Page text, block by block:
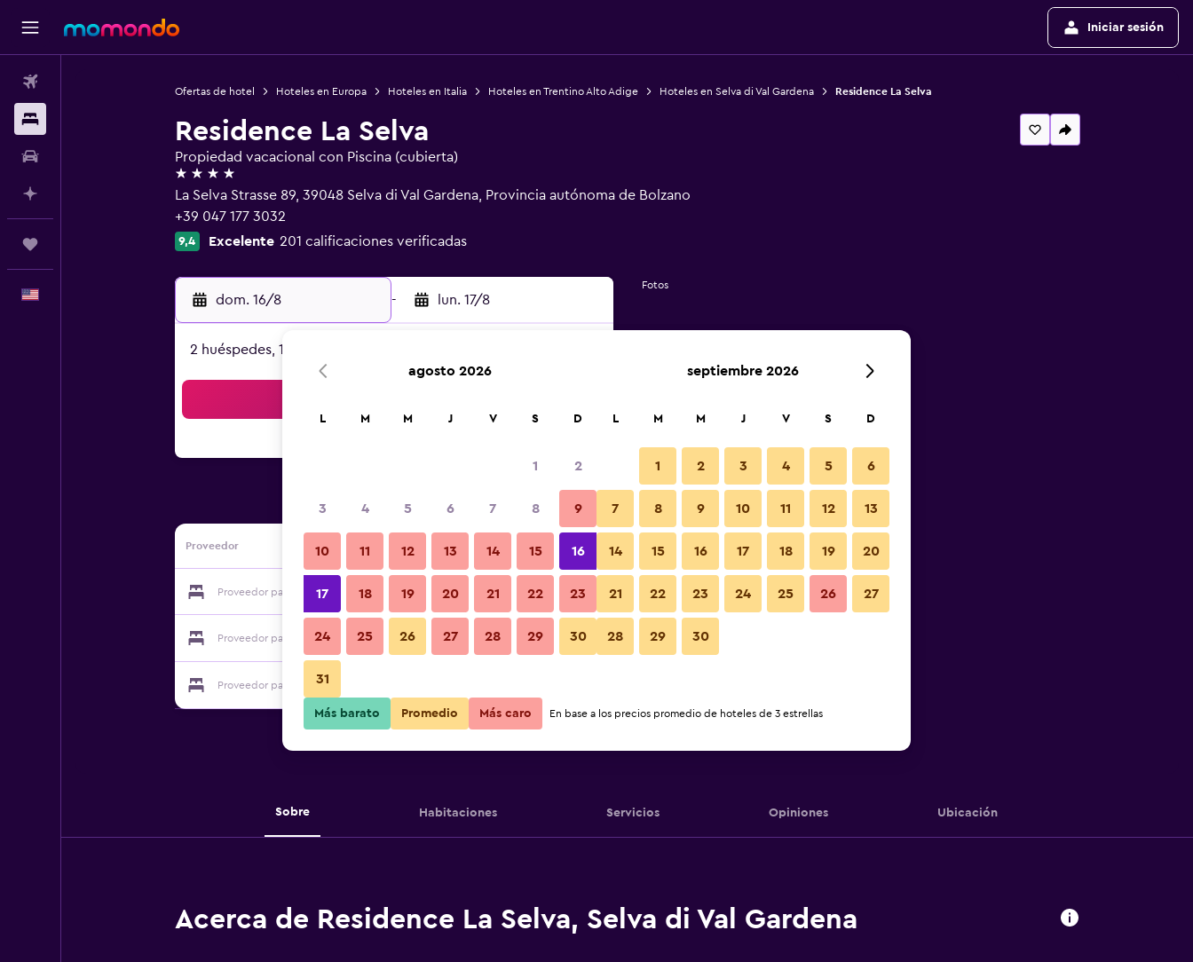
Iniciar sesión
Ofertas de hotel Hoteles en Europa Hoteles en Italia Hoteles en Trentino Alto Adige Hoteles en Selva di Val Gardena Residence La Selva
Residence La Selva
Propiedad vacacional con Piscina (cubierta)
4 estrellas
La Selva Strasse 89, 39048 Selva di Val Gardena, Provincia autónoma de Bolzano
+39 047 177 3032
9,4 Excelente 201 calificaciones verificadas
dom. 16/8 - lun. 17/8
2 huéspedes, 1 habitación
Proveedor
Proveedor para Residence La Selva Ver precios
Proveedor para Residence La Selva Ver precios
Proveedor para Residence La Selva
Fotos
Sobre Habitaciones Servicios Opiniones Ubicación
Acerca de Residence La Selva, Selva di Val Gardena
agosto 2026
L M M J V S D
1 2
3 4 5 6 7 8 9
10 11 12 13 14 15 16
17 18 19 20 21 22 23
24 25 26 27 28 29 30
31
septiembre 2026
L M M J V S D
1 2 3 4 5 6
7 8 9 10 11 12 13
14 15 16 17 18 19 20
21 22 23 24 25 26 27
28 29 30
Más barato Promedio Más caro En base a los precios promedio de hoteles de 3 estrellas